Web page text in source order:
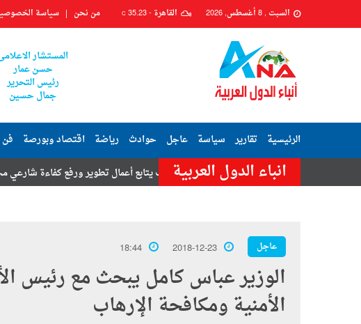
السبت , 8 أغسطس, 2026 القاهرة -35.23
C من نحن سياسة
المستشار
حسن عمار
رئيس التحرير
جمال حسين
الرئيسية تقارير سياسة عاجل حوادث رياضة اقتصاد وبورصة فن
انباء الدول العربية
رئيس حي السيدة زينب يتابع أعمال تطوير ورفع كفاءة شارعي محكمة زينهم وبيرم
عاجل 2018-12-23
18:44
الوزير عباس كامل يبحث مع رئيس
الأمنية ومكافحة الإرهاب